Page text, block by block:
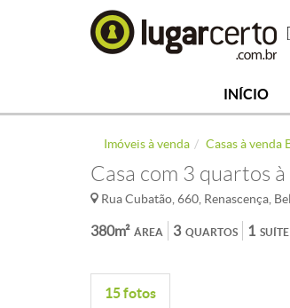
INÍCIO
Imóveis à venda Casas à venda
Casa com 3 quartos
Rua Cubatão, 660, Renascença,
ÁREA
380m² QUARTOS
3 SUÍTE
1
15 fotos